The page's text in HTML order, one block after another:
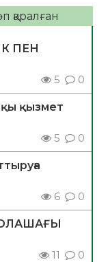
қаралған
ПЕН
5 0
қызмет
5 0
6 0
11 0